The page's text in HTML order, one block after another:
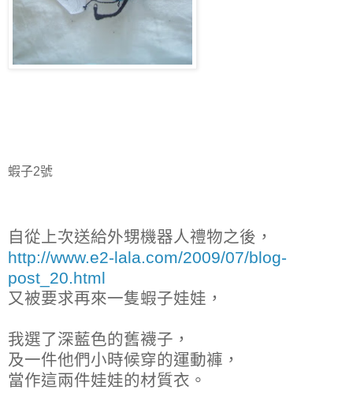
蝦子2號
自從上次送給外甥機器人禮物之後，
http://www.e2-lala.com/2009/07/blog-
post_20.html
又被要求再來一隻蝦子娃娃，
我選了深藍色的舊襪子，
及一件他們小時候穿的運動褲，
當作這兩件娃娃的材質衣。